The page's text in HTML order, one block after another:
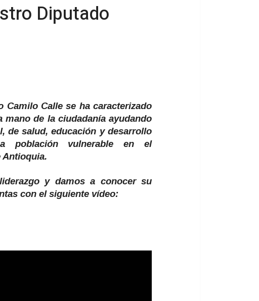
Diputado
Camilo Calle se ha caracterizado
mano de la ciudadanía ayudando
de salud, educación y desarrollo
a población vulnerable en el
Antioquia.
y damos a conocer su
con el siguiente vídeo: